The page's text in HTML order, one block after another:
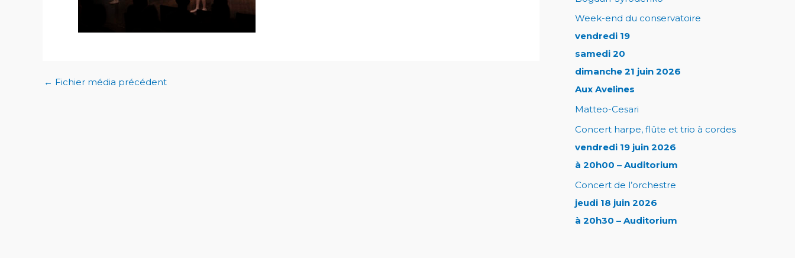
← Fichier média précédent
Week-end du conservatoire
vendredi 19
samedi 20
dimanche 21 juin 2026
Aux Avelines
Matteo-Cesari
Concert harpe, flûte et trio à cordes
vendredi 19 juin 2026
à 20h00 – Auditorium
Concert de l’orchestre
jeudi 18 juin 2026
à 20h30 – Auditorium